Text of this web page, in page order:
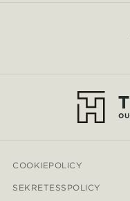
COOKIEPOLICY
SEKRETESSPOLICY